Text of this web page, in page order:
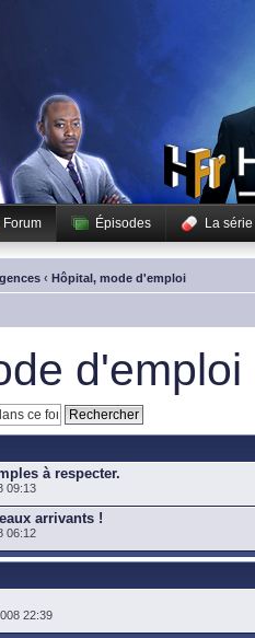
Forum Épisodes La série
‹ Hôpital, mode d'emploi
d'emploi
à respecter.
09:13
arrivants !
06:12
22:39